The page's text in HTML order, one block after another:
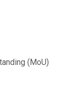
(MoU)